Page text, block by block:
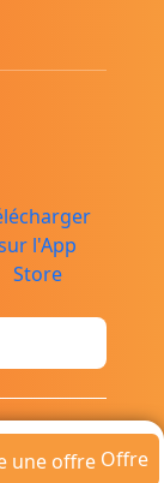
Offre
Tous